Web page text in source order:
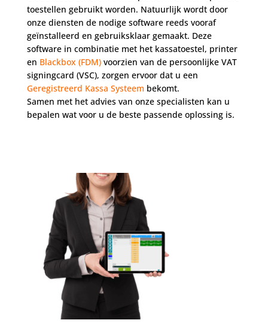
toestellen gebruikt worden. Natuurlijk wordt door
onze diensten de nodige software reeds vooraf
geïnstalleerd en gebruiksklaar gemaakt. Deze
software in combinatie met het kassatoestel, printer
en Blackbox (FDM)voorzien van de persoonlijke VAT
signingcard (VSC), zorgen ervoor dat u een
Geregistreerd Kassa Systeem bekomt.
Samen met het advies van onze specialisten kan u
bepalen wat voor u de beste passende oplossing is.